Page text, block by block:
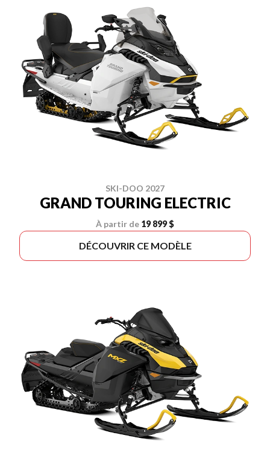
SKI-DOO 2027
GRAND TOURING ELECTRIC
À partir de 19 899 $
DÉCOUVRIR CE MODÈLE